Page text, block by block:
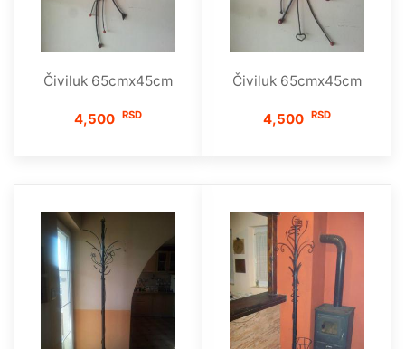
Čiviluk 65cmx45cm
4,500 RSD
Čiviluk 65cmx45cm
4,500 RSD